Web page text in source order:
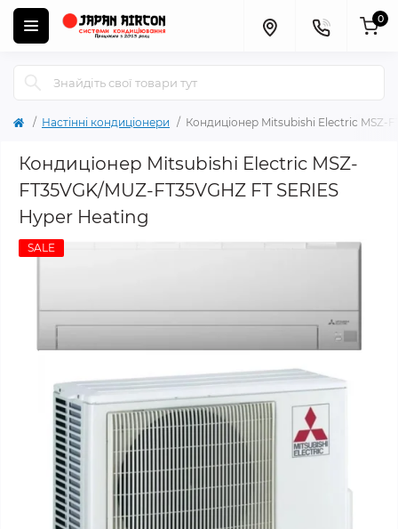
0
Настінні кондиціонери Кондиціонер Mitsubishi Electric MSZ-
Кондиціонер Mitsubishi Electric MSZ-
FT35VGK/MUZ-FT35VGHZ FT SERIES
Hyper Heating
SALE